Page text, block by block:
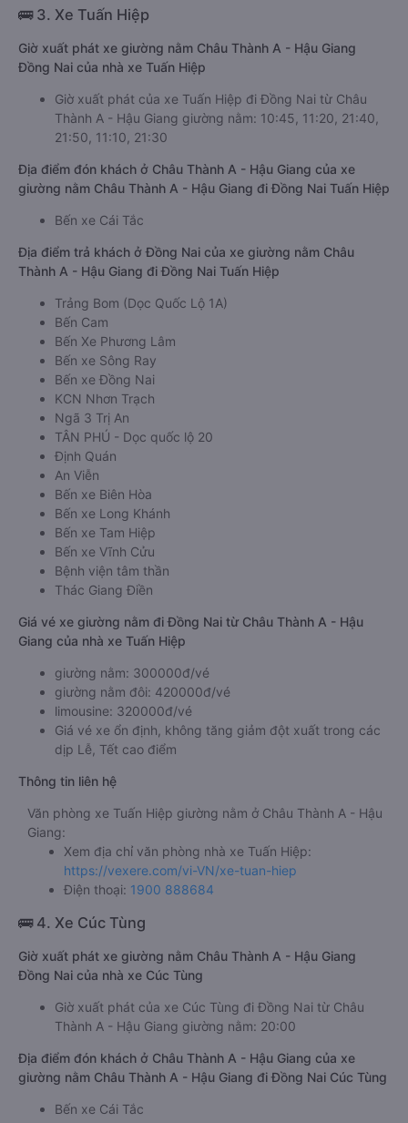
🚌 3. Xe Tuấn Hiệp
Giờ xuất phát xe giường nằm Châu Thành A - Hậu Giang
Đồng Nai của nhà xe Tuấn Hiệp
Giờ xuất phát của xe Tuấn Hiệp đi Đồng Nai từ Châu
Thành A - Hậu Giang giường nằm: 10:45, 11:20, 21:40,
21:50, 11:10, 21:30
Địa điểm đón khách ở Châu Thành A - Hậu Giang của xe
giường nằm Châu Thành A - Hậu Giang đi Đồng Nai Tuấn Hiệp
Bến xe Cái Tắc
Địa điểm trả khách ở Đồng Nai của xe giường nằm Châu
Thành A - Hậu Giang đi Đồng Nai Tuấn Hiệp
Trảng Bom (Dọc Quốc Lộ 1A)
Bến Cam
Bến Xe Phương Lâm
Bến xe Sông Ray
Bến xe Đồng Nai
KCN Nhơn Trạch
Ngã 3 Trị An
TÂN PHÚ - Dọc quốc lộ 20
Định Quán
An Viễn
Bến xe Biên Hòa
Bến xe Long Khánh
Bến xe Tam Hiệp
Bến xe Vĩnh Cửu
Bệnh viện tâm thần
Thác Giang Điền
Giá vé xe giường nằm đi Đồng Nai từ Châu Thành A - Hậu
Giang của nhà xe Tuấn Hiệp
giường nằm: 300000đ/vé
giường nằm đôi: 420000đ/vé
limousine: 320000đ/vé
Giá vé xe ổn định, không tăng giảm đột xuất trong các
dịp Lễ, Tết cao điểm
Thông tin liên hệ
Văn phòng xe Tuấn Hiệp giường nằm ở Châu Thành A - Hậu
Giang:
Xem địa chỉ văn phòng nhà xe Tuấn Hiệp:
https://vexere.com/vi-VN/xe-tuan-hiep
Điện thoại: 1900 888684
🚌 4. Xe Cúc Tùng
Giờ xuất phát xe giường nằm Châu Thành A - Hậu Giang
Đồng Nai của nhà xe Cúc Tùng
Giờ xuất phát của xe Cúc Tùng đi Đồng Nai từ Châu
Thành A - Hậu Giang giường nằm: 20:00
Địa điểm đón khách ở Châu Thành A - Hậu Giang của xe
giường nằm Châu Thành A - Hậu Giang đi Đồng Nai Cúc Tùng
Bến xe Cái Tắc